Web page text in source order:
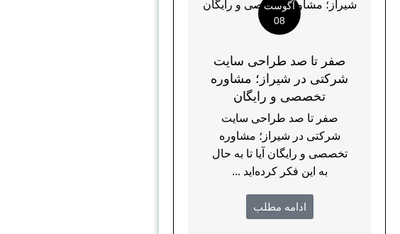
آگوست
08
صفر تا صد طراحی سایت
شرکتی در شیراز؛ مشاوره
تخصصی و رایگان
صفر تا صد طراحی سایت
شرکتی در شیراز؛ مشاوره
تخصصی و رایگان آیا تا به حال
به این فکر کرده‌اید ...
ادامه مطلب